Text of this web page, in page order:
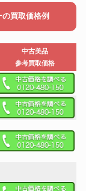
買取価格例
中古美品
参考買取価格